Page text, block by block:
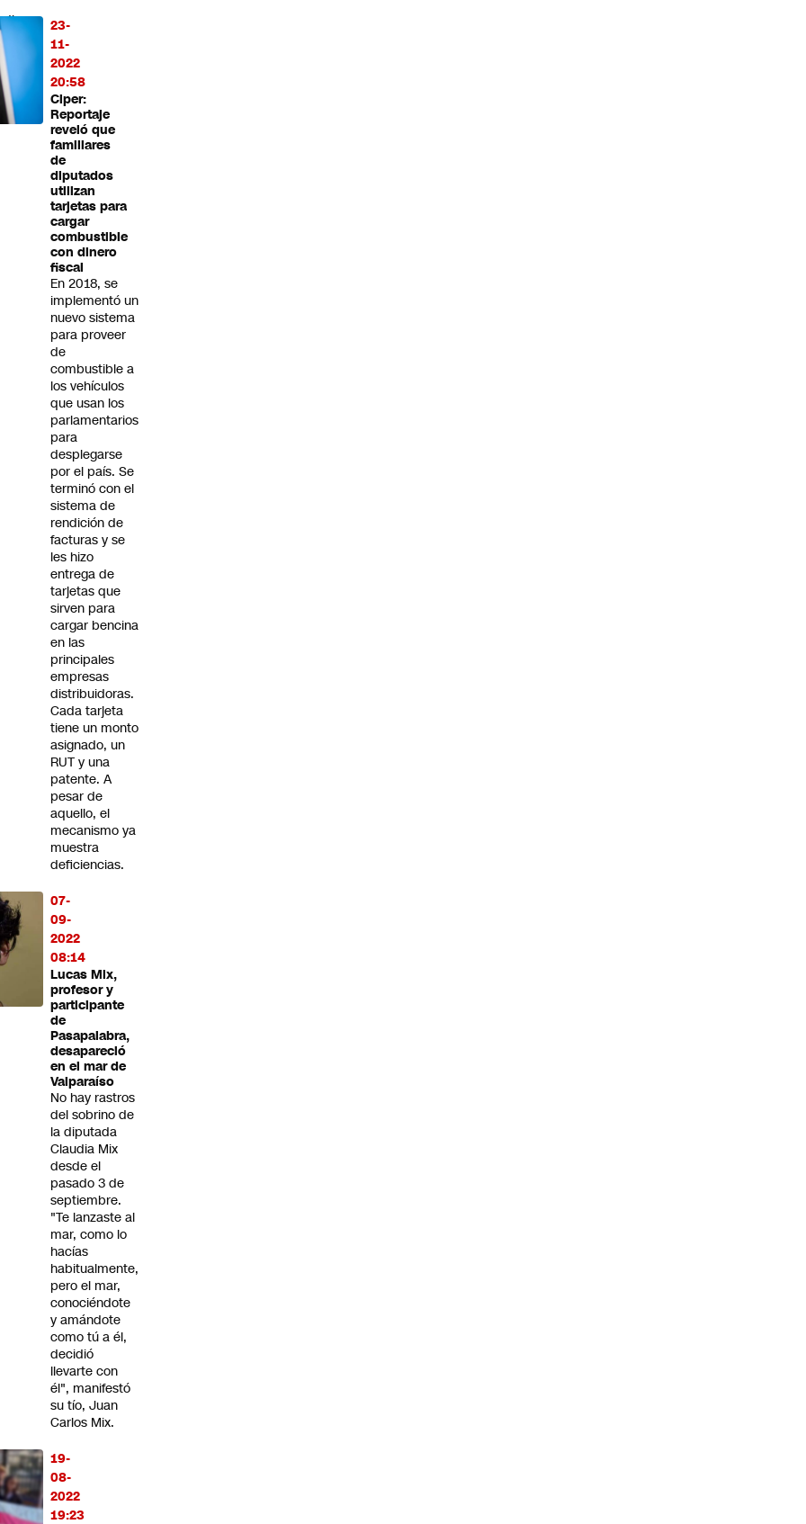
23-
11-
2022
20:58
Ciper:
Reportaje
reveló que
familiares
de
diputados
utilizan
tarjetas para
cargar
combustible
con dinero
fiscal
En 2018, se
implementó un
nuevo sistema
para proveer
de
combustible a
los vehículos
que usan los
parlamentarios
para
desplegarse
por el país. Se
terminó con el
sistema de
rendición de
facturas y se
les hizo
entrega de
tarjetas que
sirven para
cargar bencina
en las
principales
empresas
distribuidoras.
Cada tarjeta
tiene un monto
asignado, un
RUT y una
patente. A
pesar de
aquello, el
mecanismo ya
muestra
deficiencias.
07-
09-
2022
08:14
Lucas Mix,
profesor y
participante
de
Pasapalabra,
desapareció
en el mar de
Valparaíso
No hay rastros
del sobrino de
la diputada
Claudia Mix
desde el
pasado 3 de
septiembre.
"Te lanzaste al
mar, como lo
hacías
habitualmente,
pero el mar,
conociéndote
y amándote
como tú a él,
decidió
llevarte con
él", manifestó
su tío, Juan
Carlos Mix.
19-
08-
2022
19:23